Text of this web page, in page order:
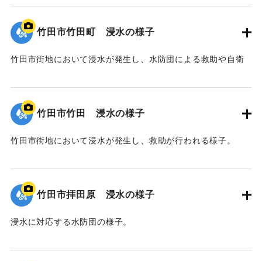
｜固有コード:00990076
竹田市竹田町 浸水の様子
竹田市街地において浸水が発生し、水防団による救助や自衛
｜固有コード:
竹田市竹田 浸水の様子
竹田市街地において浸水が発生し、救助が行われる様子。
｜固有コード:00990074
竹田市拝田原 浸水の様子
浸水に対応する水防団の様子。
｜固有コード:00990073